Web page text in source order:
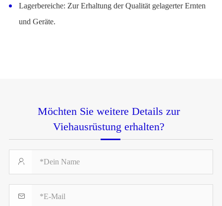
Lagerbereiche: Zur Erhaltung der Qualität gelagerter Ernten
und Geräte.
Möchten Sie weitere Details zur
Viehausrüstung erhalten?

